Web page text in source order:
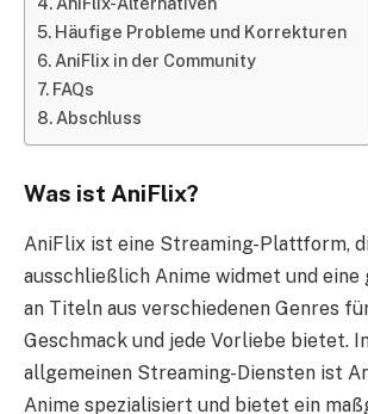
Häufige Probleme und Korrekturen
AniFlix in der Community
FAQs
Abschluss
Was ist AniFlix?
AniFlix ist eine Streaming-Plattform,
ausschließlich Anime widmet und eine
an Titeln aus verschiedenen Genres
Geschmack und jede Vorliebe bietet.
allgemeinen Streaming-Diensten ist
Anime spezialisiert und bietet ein